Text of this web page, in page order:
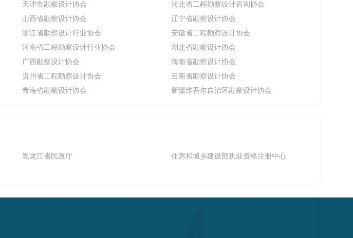
天津市勘察设计协会
河北省工程勘察设计咨询协会
山西省勘察设计协会
辽宁省勘察设计协会
浙江省勘察设计行业协会
安徽省工程勘察设计协会
河南省工程勘察设计行业协会
湖北省勘察设计协会
广西勘察设计协会
海南省勘察设计协会
贵州省工程勘察设计协会
云南省勘察设计协会
青海省勘察设计协会 新疆维吾尔自治区勘察设计协会
黑龙江省民政厅
住房和城乡建设部执业资格注册中心